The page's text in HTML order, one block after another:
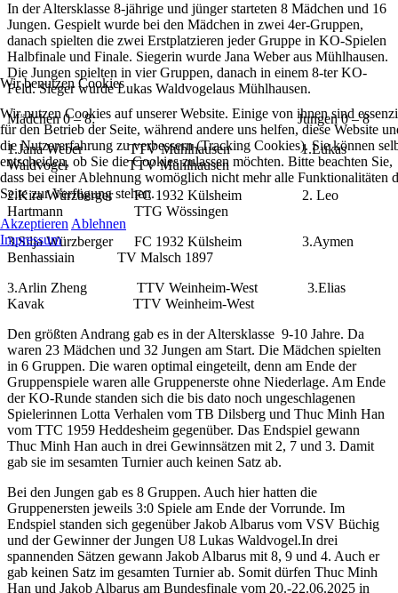
In der Altersklasse 8-jährige und jünger starteten 8 Mädchen und 16
Jungen. Gespielt wurde bei den Mädchen in zwei 4er-Gruppen,
danach spielten die zwei Erstplatzieren jeder Gruppe in KO-Spielen
Halbfinale und Finale. Siegerin wurde Jana Weber aus Mühlhausen.
Die Jungen spielten in vier Gruppen, danach in einem 8-ter KO-
Feld. Sieger wurde Lukas Waldvogelaus Mühlhausen.
Mädchen 0 – 8: Jungen 0 – 8
1.Jana Weber TTV Mühlhausen 1.Lukas
Waldvogel TTV Mühlhausen
2.Kira Würzberger FC 1932 Külsheim 2. Leo
Hartmann TTG Wössingen
3.Silja Würzberger FC 1932 Külsheim 3.Aymen
Benhassiain TV Malsch 1897
3.Arlin Zheng TTV Weinheim-West 3.Elias
Kavak TTV Weinheim-West
Den größten Andrang gab es in der Altersklasse 9-10 Jahre. Da
waren 23 Mädchen und 32 Jungen am Start. Die Mädchen spielten
in 6 Gruppen. Die waren optimal eingeteilt, denn am Ende der
Gruppenspiele waren alle Gruppenerste ohne Niederlage. Am Ende
der KO-Runde standen sich die bis dato noch ungeschlagenen
Spielerinnen Lotta Verhalen vom TB Dilsberg und Thuc Minh Han
vom TTC 1959 Heddesheim gegenüber. Das Endspiel gewann
Thuc Minh Han auch in drei Gewinnsätzen mit 2, 7 und 3. Damit
gab sie im sesamten Turnier auch keinen Satz ab.
Bei den Jungen gab es 8 Gruppen. Auch hier hatten die
Gruppenersten jeweils 3:0 Spiele am Ende der Vorrunde. Im
Endspiel standen sich gegenüber Jakob Albarus vom VSV Büchig
und der Gewinner der Jungen U8 Lukas Waldvogel.In drei
spannenden Sätzen gewann Jakob Albarus mit 8, 9 und 4. Auch er
gab keinen Satz im gesamten Turnier ab. Somit dürfen Thuc Minh
Han und Jakob Albarus am Bundesfinale vom 20.-22.06.2025 in
Wir benutzen Cookies
Wir nutzen Cookies auf unserer Website. Einige von ihnen sind
für den Betrieb der Seite, während andere uns helfen, diese Website
die Nutzererfahrung zu verbessern (Tracking Cookies). Sie können
entscheiden, ob Sie die Cookies zulassen möchten. Bitte beachten Sie,
dass bei einer Ablehnung womöglich nicht mehr alle Funktionalitäten
Seite zur Verfügung stehen.
Akzeptieren Ablehnen
Impressum